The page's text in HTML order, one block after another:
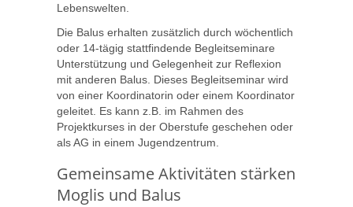
Lebenswelten.
Die Balus erhalten zusätzlich durch wöchentlich
oder 14-tägig stattfindende Begleitseminare
Unterstützung und Gelegenheit zur Reflexion
mit anderen Balus. Dieses Begleitseminar wird
von einer Koordinatorin oder einem Koordinator
geleitet. Es kann z.B. im Rahmen des
Projektkurses in der Oberstufe geschehen oder
als AG in einem Jugendzentrum.
Gemeinsame Aktivitäten stärken
Moglis und Balus